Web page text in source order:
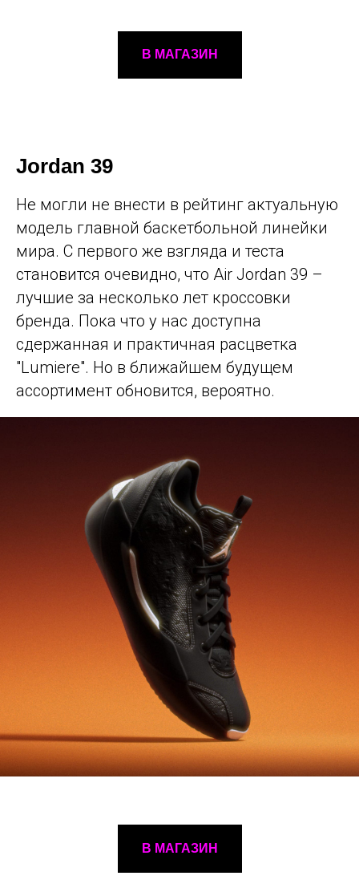
В МАГАЗИН
Jordan 39
Не могли не внести в рейтинг актуальную
модель главной баскетбольной линейки
мира. С первого же взгляда и теста
становится очевидно, что Air Jordan 39 –
лучшие за несколько лет кроссовки
бренда. Пока что у нас доступна
сдержанная и практичная расцветка
"Lumiere". Но в ближайшем будущем
ассортимент обновится, вероятно.
В МАГАЗИН